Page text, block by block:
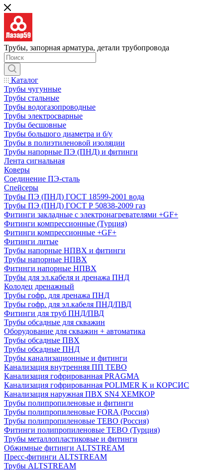
Трубы, запорная арматура, детали трубопровода
Каталог
Трубы чугунные
Трубы стальные
Трубы водогазопроводные
Трубы электросварные
Трубы бесшовные
Трубы большого диаметра и б/у
Трубы в полиэтиленовой изоляции
Трубы напорные ПЭ (ПНД) и фитинги
Лента сигнальная
Коверы
Соединение ПЭ-сталь
Спейсеры
Трубы ПЭ (ПНД) ГОСТ 18599-2001 вода
Трубы ПЭ (ПНД) ГОСТ Р 50838-2009 газ
Фитинги закладные с электронагревателями +GF+
Фитинги компрессионные (Турция)
Фитинги компрессионные +GF+
Фитинги литые
Трубы напорные НПВХ и фитинги
Трубы напорные НПВХ
Фитинги напорные НПВХ
Трубы для эл.кабеля и дренажа ПНД
Колодец дренажный
Трубы гофр. для дренажа ПНД
Трубы гофр. для эл.кабеля ПНД/ПВД
Фитинги для труб ПНД/ПВД
Трубы обсадные для скважин
Оборудование для скважин + автоматика
Трубы обсадные ПВХ
Трубы обсадные ПНД
Трубы канализационные и фитинги
Канализация внутренняя ПП TEBO
Канализация гофрированная PRAGMA
Канализация гофрированная POLIMER K и КОРСИС
Канализация наружная ПВХ SN4 ХЕМКОР
Трубы полипропиленовые и фитинги
Трубы полипропиленовые FORA (Россия)
Трубы полипропиленовые TEBO (Россия)
Фитинги полипропиленовые TEBO (Турция)
Трубы металлопластиковые и фитинги
Обжимные фитинги ALTSTREAM
Пресс-фитинги ALTSTREAM
Трубы ALTSTREAM